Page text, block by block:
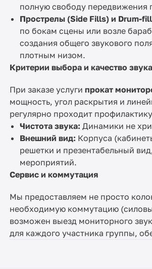
полную свободу передвижения
Прострелы (Side Fills) и Drum-
по бокам сцены или возле
создания общего звукового
плотным низом.
Критерии выбора и качество звука
При заказе услуги прокат
мощность, угол раскрытия и
регулярно проходит
Чистота звука: Динамики не
Внешний вид: Корпуса
решетки и презентабельный
мероприятий.
Сервис и коммутация
Мы предоставляем не просто
необходимую коммутацию
возможен выезд мониторного
для каждого участника группы,